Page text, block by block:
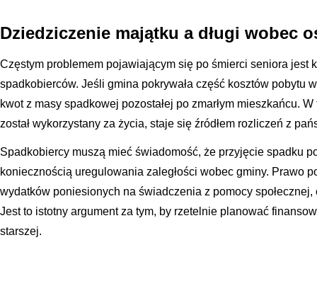
Dziedziczenie majątku a długi wobec
Częstym problemem pojawiającym się po śmierci seniora jest
spadkobierców. Jeśli gmina pokrywała część kosztów pobytu
kwot z masy spadkowej pozostałej po zmarłym mieszkańcu.
został wykorzystany za życia, staje się źródłem rozliczeń z
Spadkobiercy muszą mieć świadomość, że przyjęcie spadku
koniecznością uregulowania zaległości wobec gminy. Prawo
wydatków poniesionych na świadczenia z pomocy
Jest to istotny argument za tym, by rzetelnie planować
starszej.